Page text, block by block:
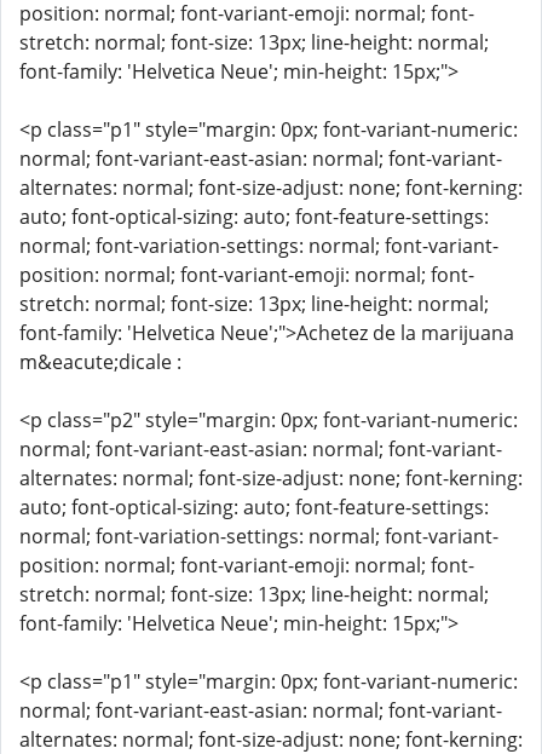
position: normal; font-variant-emoji: normal; font-
stretch: normal; font-size: 13px; line-height: normal;
font-family: 'Helvetica Neue'; min-height: 15px;">
<p class="p1" style="margin: 0px; font-variant-numeric:
normal; font-variant-east-asian: normal; font-variant-
alternates: normal; font-size-adjust: none; font-kerning:
auto; font-optical-sizing: auto; font-feature-settings:
normal; font-variation-settings: normal; font-variant-
position: normal; font-variant-emoji: normal; font-
stretch: normal; font-size: 13px; line-height: normal;
font-family: 'Helvetica Neue';">Achetez de la marijuana
m&eacute;dicale :
<p class="p2" style="margin: 0px; font-variant-numeric:
normal; font-variant-east-asian: normal; font-variant-
alternates: normal; font-size-adjust: none; font-kerning:
auto; font-optical-sizing: auto; font-feature-settings:
normal; font-variation-settings: normal; font-variant-
position: normal; font-variant-emoji: normal; font-
stretch: normal; font-size: 13px; line-height: normal;
font-family: 'Helvetica Neue'; min-height: 15px;">
<p class="p1" style="margin: 0px; font-variant-numeric:
normal; font-variant-east-asian: normal; font-variant-
alternates: normal; font-size-adjust: none; font-kerning: